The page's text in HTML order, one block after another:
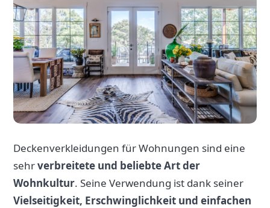
Deckenverkleidungen für Wohnungen sind eine
sehrverbreitete und beliebte Art der
Wohnkultur. Seine Verwendung ist dank seiner
Vielseitigkeit, Erschwinglichkeit und einfachen